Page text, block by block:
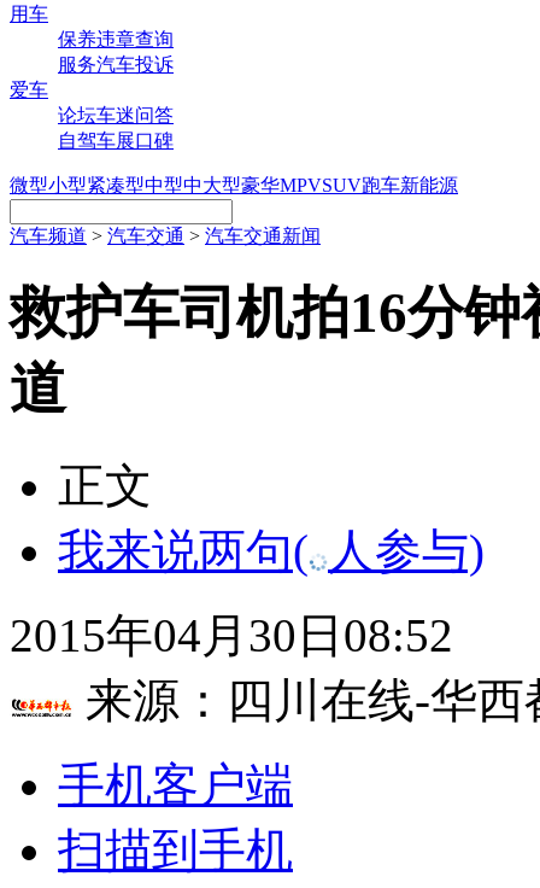
用车
保养违章查询
服务汽车投诉
爱车
论坛车迷问答
自驾车展口碑
微型小型紧凑型中型中大型豪华MPVSUV跑车新能源
汽车频道 > 汽车交通 > 汽车交通新闻
救护车司机拍16分
道
正文
我来说两句( 人参与)
2015年04月30日08:52
来源： 四川在线-华西
手机客户端
扫描到手机